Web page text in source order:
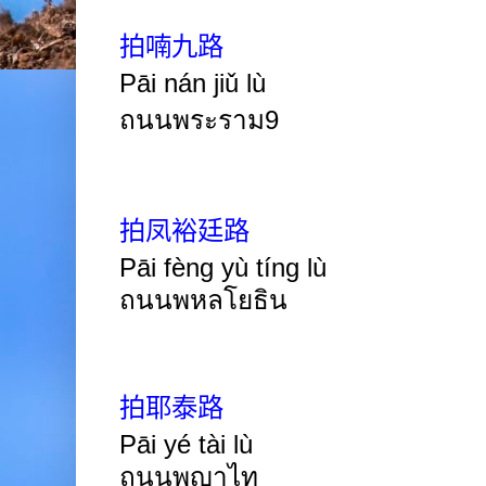
拍喃九路
Pāi nán jiǔ lù
ถนนพระราม9
拍凤裕廷路
Pāi fèng yù tíng lù
ถนนพหลโยธิน
拍耶泰路
Pāi yé tài lù
ถนนพญาไท